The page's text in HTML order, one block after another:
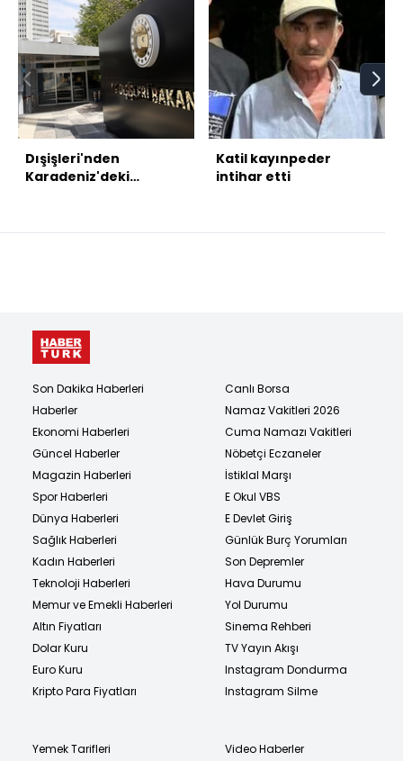
Dışişleri'nden
Karadeniz'deki
Katil kayınpeder
intihar etti
Son Dakika Haberleri
Haberler
Ekonomi Haberleri
Güncel Haberler
Magazin Haberleri
Spor Haberleri
Dünya Haberleri
Sağlık Haberleri
Kadın Haberleri
Teknoloji Haberleri
Memur ve Emekli Haberleri
Altın Fiyatları
Dolar Kuru
Euro Kuru
Kripto Para Fiyatları
Canlı Borsa
Namaz Vakitleri 2026
Cuma Namazı Vakitleri
Nöbetçi Eczaneler
İstiklal Marşı
E Okul VBS
E Devlet Giriş
Günlük Burç Yorumları
Son Depremler
Hava Durumu
Yol Durumu
Sinema Rehberi
TV Yayın Akışı
Instagram Dondurma
Instagram Silme
Yemek Tarifleri
Video Haberler